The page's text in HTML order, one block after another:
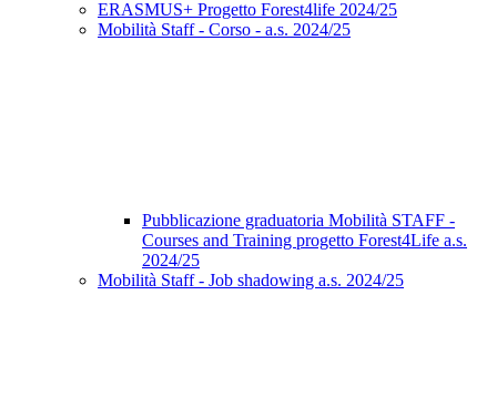
ERASMUS+ Progetto Forest4life 2024/25
Mobilità Staff - Corso - a.s. 2024/25
Pubblicazione graduatoria Mobilità STAFF -
Courses and Training progetto Forest4Life a.s.
2024/25
Mobilità Staff - Job shadowing a.s. 2024/25